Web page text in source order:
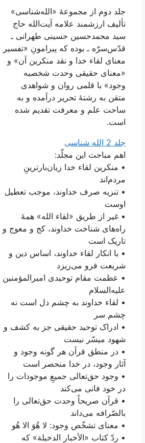
جلد دوم از مجموعۀ «الله‌شناسی»
تألیف ارزشمند علامه آیت‌الله حاج
سید محمد‌حسین حسینی طهرانی ـ
قدّس‌سرّه ـ بوده که پیرامونِ «تفسیر
معنای لقاء خدا و نقد منکرین آن» و
«معنای حقیقی وحدت شخصیه
وجود» با قلمی روان و شواهدی
متقن به رشتۀ تحریر درآمده و به
ساحت علم و معرفت تقدیم شده
است.
جلد 2 الله شناسی
اهم مباحث این مجلّد:
• منکرین لقاء خدا زیان‌بارترینِ
مردم‌اند
• تنزیه صرف خداوند، موجب تعطیل
اوست
• غیر از طریق «لقاء الله» همۀ
راه‌های شناخت خداوند، کج و معوج و
تاریک است
• با انکار لقاء خداوند، اساس دین و
شریعت فرو می‌ریزد
• عظمت مقام توحیدی امیرالمؤمنین
علیه‌السلام
• لقاء خداوند به چشم دل است نه
چشم سر
• ادراک توحید حقیقی جز به کشف و
شهود میسّر نیست
• در منطق قرآن هر گونه وجود و
آثار وجود، در خدا منحصر است
• وجود حق‌تعالی جمیعِ موجودات را
در خود فانی می‌کند
• قرآن صریحاً وحدت حق‌تعالی را
بالصّرافه می‌داند
• معنای تشخّص وجود: لا هُوَ الا هُو
• ردّ کتاب «الأخبار الدخیلة» که